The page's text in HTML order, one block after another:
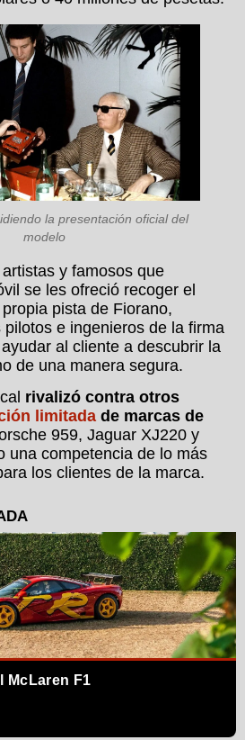
la presentación oficial del
modelo
y famosos que
se les ofreció recoger el
pista de Fiorano,
e ingenieros de la firma
al cliente a descubrir la
de una manera segura.
rivalizó contra otros
limitada de marcas de
959, Jaguar XJ220 y
una competencia de lo más
los clientes de la marca.
McLaren F1